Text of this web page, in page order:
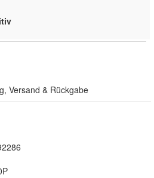
Versand & Rückgabe